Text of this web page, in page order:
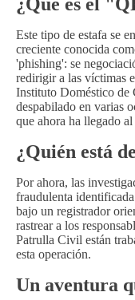
Este tipo de estafa se
creciente conocida
'phishing': se
redirigir a las víctimas
Instituto Doméstico
despabilado en varias
que ahora ha llegado
¿Quién está
Por ahora, las
fraudulenta
bajo un registrador
rastrear a los
Patrulla Civil están
esta operación.
Un aventura